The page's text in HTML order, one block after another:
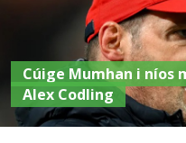
Cúige Mumhan i níos
Alex Codling